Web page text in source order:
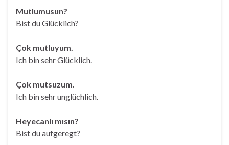
Mutlumusun?
Bist du Glücklich?
Çok mutluyum.
Ich bin sehr Glücklich.
Çok mutsuzum.
Ich bin sehr unglüchlich.
Heyecanlı mısın?
Bist du aufgeregt?